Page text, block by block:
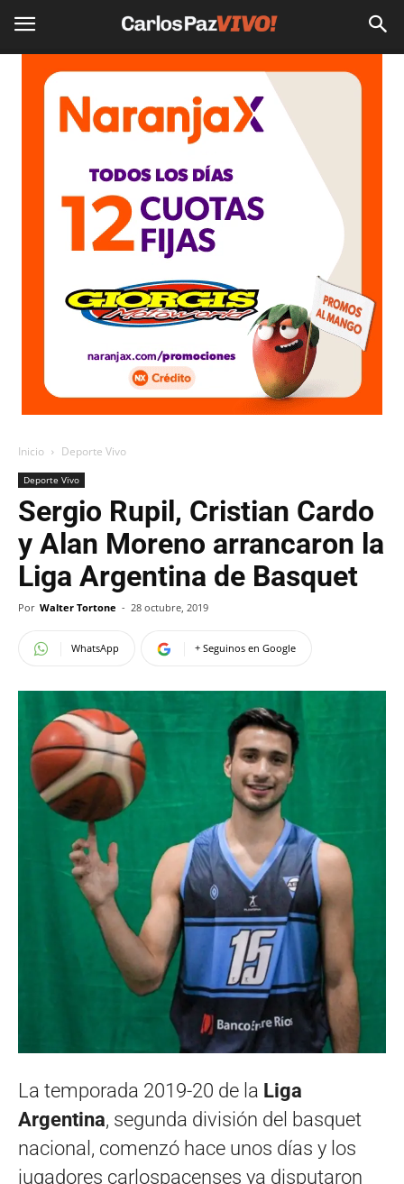
Inicio Deporte Vivo
Deporte Vivo
Sergio Rupil, Cristian Cardo
y Alan Moreno arrancaron la
Liga Argentina de Basquet
Por Walter Tortone - 28 octubre, 2019
WhatsApp + Seguinos en Google
La temporada 2019-20 de la Liga
Argentina, segunda división del basquet
nacional, comenzó hace unos días y los
jugadores carlospacenses ya disputaron